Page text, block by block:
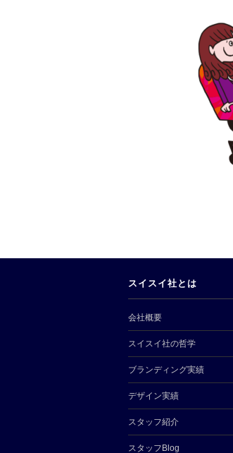
スイスイ社とは
会社概要
スイスイ社の哲学
ブランディング実績
デザイン実績
スタッフ紹介
スタッフBlog